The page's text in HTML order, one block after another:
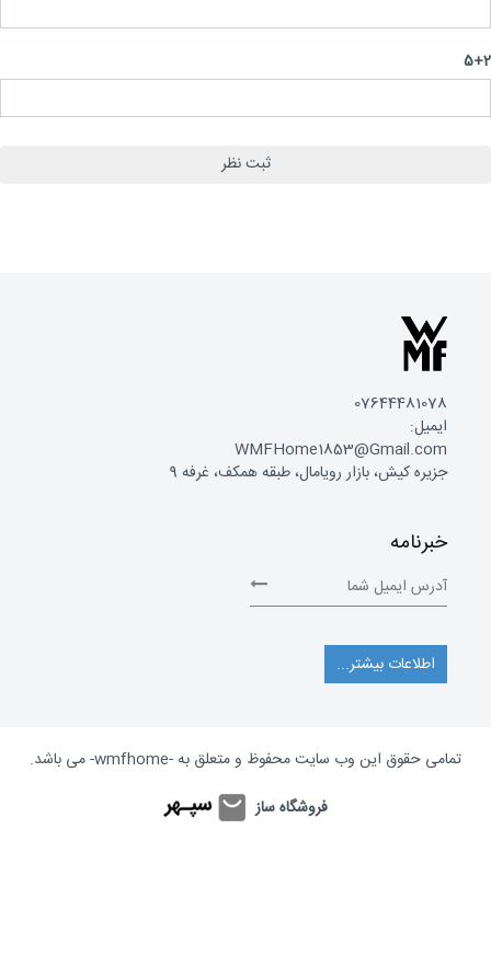
07644481078
ایمیل:
WMFHome1853@Gmail.com
جزیره کیش، بازار رویامال، طبقه همکف، غرفه 9
خبرنامه
اطلاعات بیشتر...
تمامی حقوق این وب سایت محفوظ و متعلق به -wmfhome-
می باشد.
فروشگاه ساز